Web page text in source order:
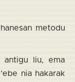
metodu
antigu liu, ema
nia hakarak